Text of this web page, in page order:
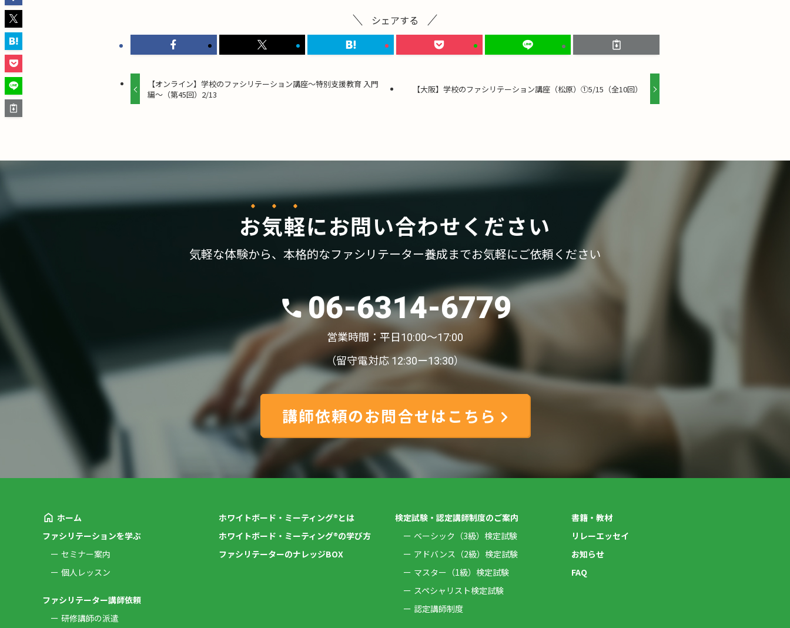
シェアする
【オンライン】学校のファシリテーション講座〜特別支援教育 入門
編〜（第45回）2/13
【大阪】学校のファシリテーション講座（松原）①5/15（全10回）
お気軽にお問い合わせください
気軽な体験から、 本格的なファシリテーター養成までお気軽にご依頼ください
06-6314-6779
営業時間：平日10:00〜17:00
（留守電対応 12:30ー13:30）
講師依頼のお問合せはこちら
ホーム
ファシリテーションを学ぶ
セミナー案内
個人レッスン
ファシリテーター講師依頼
研修講師の派遣
ホワイトボード・ミーティング®とは
ホワイトボード・ミーティング®の学び方
ファシリテーターのナレッジBOX
検定試験・認定講師制度のご案内
ベーシック（3級）検定試験
アドバンス（2級）検定試験
マスター（1級）検定試験
スペシャリスト検定試験
認定講師制度
書籍・教材
リレーエッセイ
お知らせ
FAQ